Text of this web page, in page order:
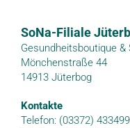
SoNa-Filiale
Gesundheitsboutique &
Mönchenstraße 44
14913 Jüterbog
Kontakte
Telefon: (03372) 433499